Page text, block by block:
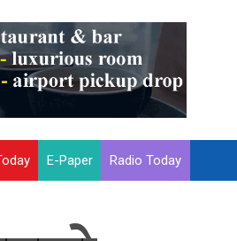
E-Paper Radio Today